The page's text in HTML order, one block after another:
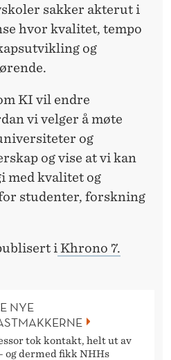
sakker akterut i
hvor kvalitet, tempo
og
KI vil endre
vi velger å møte
og
og vise at vi kan
med kvalitet og
studenter, forskning
i Khrono 7.
NYE
tok kontakt, helt ut av
og dermed fikk NHHs